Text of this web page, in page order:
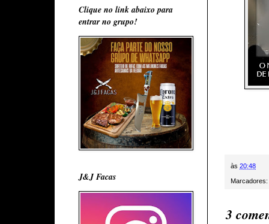
às 20:48
Marcadores:
3
Clique no link abaixo para
entrar no grupo!
J&J Facas